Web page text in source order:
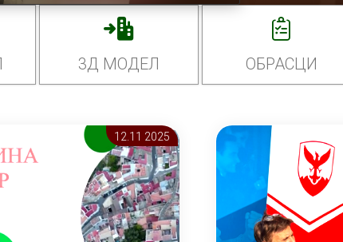
3Д МОДЕЛ ОБРАСЦИ
12.11 2025